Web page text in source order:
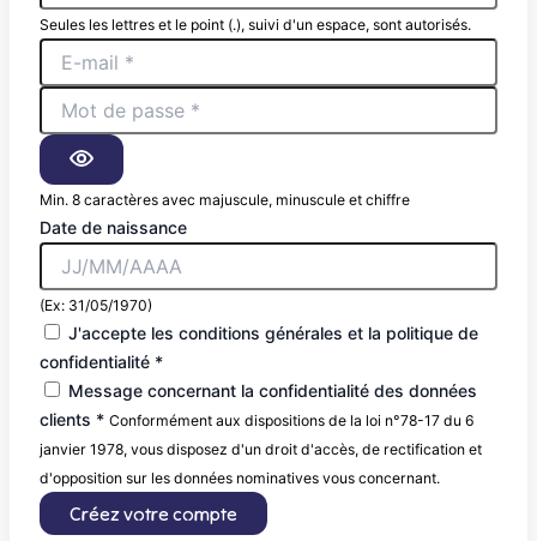
Seules les lettres et le point (.), suivi d'un espace, sont autorisés.
Min. 8 caractères avec majuscule, minuscule et chiffre
Date de naissance
(Ex: 31/05/1970)
J'accepte les conditions générales et la politique de
confidentialité *
Message concernant la confidentialité des données
clients * Conformément aux dispositions de la loi n°78-17 du 6
janvier 1978, vous disposez d'un droit d'accès, de rectification et
d'opposition sur les données nominatives vous concernant.
Créez votre compte